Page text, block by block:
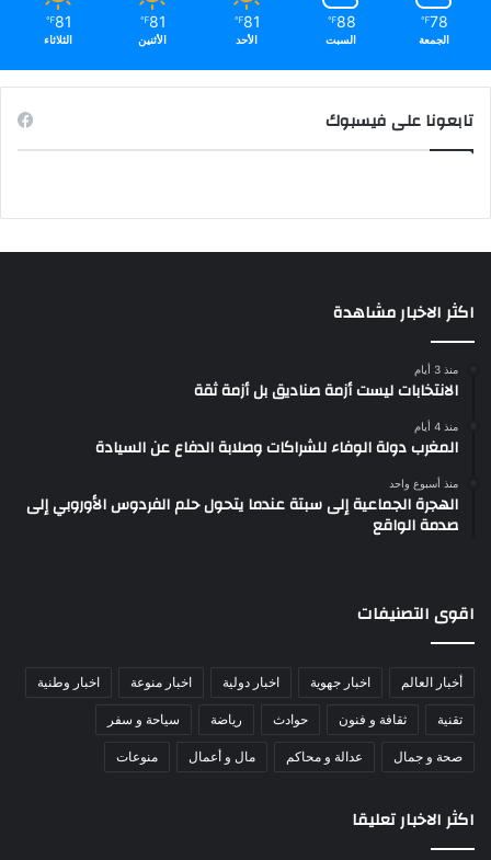
78
℉
الجمعة
88
℉
السبت
81
℉
الأحد
81
℉
الأثنين
81
℉
الثلاثاء
تابعونا على فيسبوك
اكثر الاخبار مشاهدة
منذ 3 أيام
الانتخابات ليست أزمة صناديق بل أزمة ثقة
منذ 4 أيام
المغرب دولة الوفاء للشراكات وصلابة الدفاع عن السيادة
منذ أسبوع واحد
الهجرة الجماعية إلى سبتة عندما يتحول حلم الفردوس الأوروبي إلى
صدمة الواقع
اقوى التصنيفات
أخبار العالم اخبار جهوية اخبار دولية اخبار منوعة اخبار وطنية
تقنية ثقافة و فنون حوادث رياضة سياحة و سفر
صحة و جمال عدالة و محاكم مال و أعمال منوعات
اكثر الاخبار تعليقا